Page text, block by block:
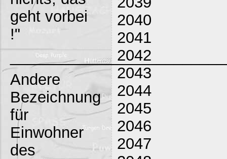
geht vorbei
!"
Andere
Bezeichnung
für
Einwohner
des
2040
2041
2042
2043
2044
2045
2046
2047